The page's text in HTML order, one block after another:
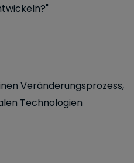
Veränderungsprozess,
Technologien